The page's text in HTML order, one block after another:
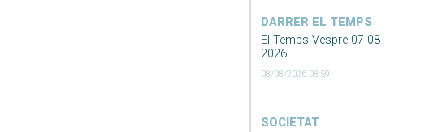
DARRER EL TEMPS
El Temps Vespre 07-08-
2026
08/08/2026 08:59
SOCIETAT